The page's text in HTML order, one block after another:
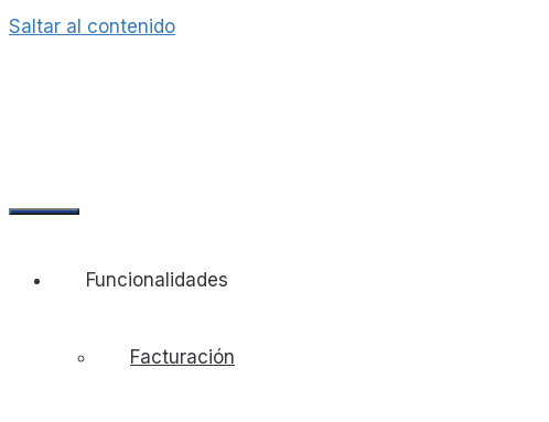
Saltar al contenido
Funcionalidades
Facturación